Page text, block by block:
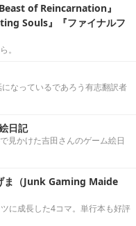
of Reincarnation』
Souls』『ファイナルフ
。
なっているであろう有志翻訳者
日記
見かけた吉田さんのゲーム絵日
ま（Junk Gaming Maide
に成長した4コマ。単行本も好評